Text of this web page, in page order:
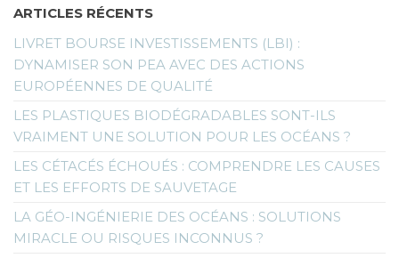
ARTICLES RÉCENTS
LIVRET BOURSE INVESTISSEMENTS (LBI) :
DYNAMISER SON PEA AVEC DES ACTIONS
EUROPÉENNES DE QUALITÉ
LES PLASTIQUES BIODÉGRADABLES SONT-ILS
VRAIMENT UNE SOLUTION POUR LES OCÉANS ?
LES CÉTACÉS ÉCHOUÉS : COMPRENDRE LES CAUSES
ET LES EFFORTS DE SAUVETAGE
LA GÉO-INGÉNIERIE DES OCÉANS : SOLUTIONS
MIRACLE OU RISQUES INCONNUS ?